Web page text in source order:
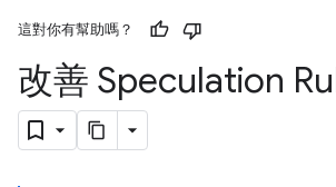
這對你有幫助嗎？
改善 Speculation